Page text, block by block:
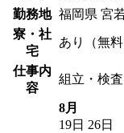
勤務地 福岡県 宮
寮・社
宅
あり（無料
仕事内
容
組立・検
8月
19日 26日